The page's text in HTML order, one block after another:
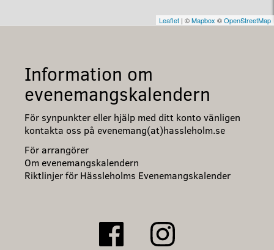
Leaflet | ©Mapbox ©OpenStreetMap
Information om
evenemangskalendern
För synpunkter eller hjälp med ditt konto vänligen
kontakta oss på evenemang(at)hassleholm.se
För arrangörer
Om evenemangskalendern
Riktlinjer för Hässleholms Evenemangskalender